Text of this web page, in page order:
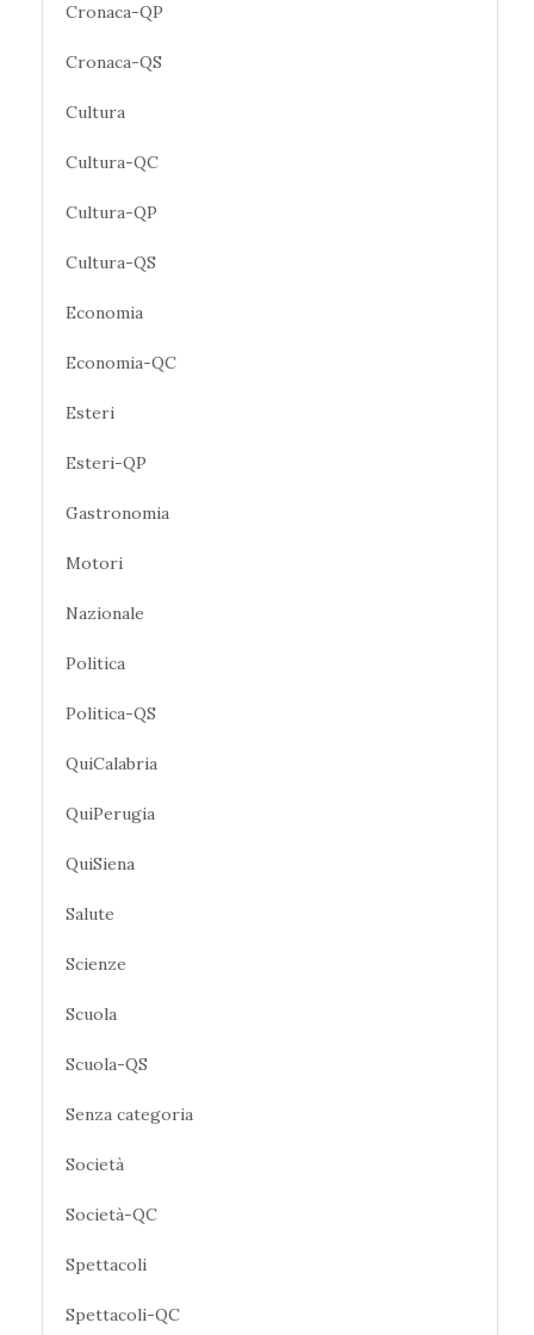
Cronaca-QP
Cronaca-QS
Cultura
Cultura-QC
Cultura-QP
Cultura-QS
Economia
Economia-QC
Esteri
Esteri-QP
Gastronomia
Motori
Nazionale
Politica
Politica-QS
QuiCalabria
QuiPerugia
QuiSiena
Salute
Scienze
Scuola
Scuola-QS
Senza categoria
Società
Società-QC
Spettacoli
Spettacoli-QC